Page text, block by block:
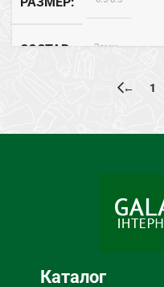
СОСТАВ Замш
ВНУТРЕННЯЯ ОТДЕЛКА
← 1
Каталог